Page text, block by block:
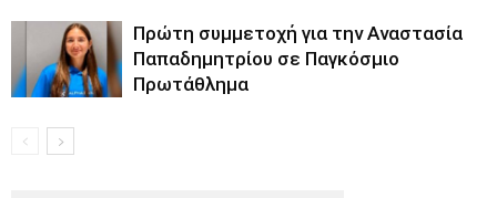
Πρώτη συμμετοχή για την Αναστασία
Παπαδημητρίου σε Παγκόσμιο
Πρωτάθλημα